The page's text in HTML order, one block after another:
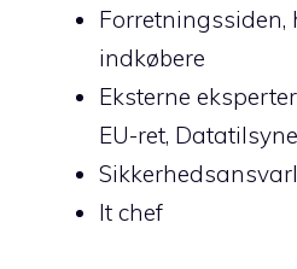
Forretningssiden,
indkøbere
Eksterne
EU-ret,
It chef